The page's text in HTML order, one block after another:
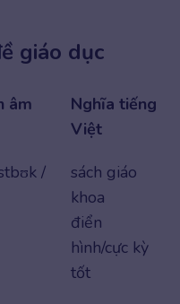
giáo dục
âm
Nghĩa tiếng
Việt
/
sách giáo
khoa
điển
hình/cực kỳ
tốt